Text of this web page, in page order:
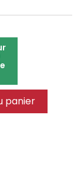
panier